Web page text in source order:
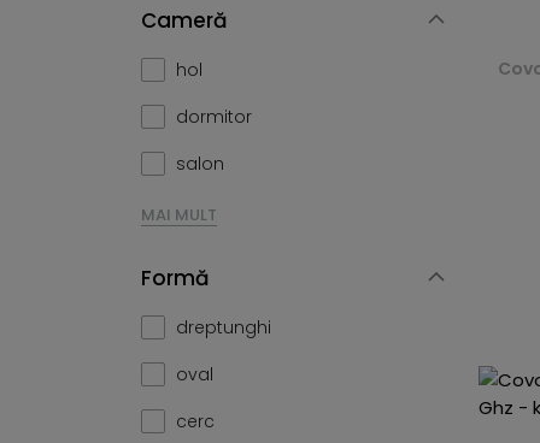
Cameră
hol
dormitor
salon
MAI MULT
Formă
dreptunghi
oval
cerc